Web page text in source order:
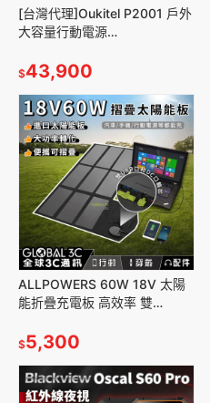
[台灣代理]Oukitel P2001 戶外
大容量行動電源
AC/110V 露營 旅行
$43,900
ALLPOWERS 60W 18V 太陽
能折疊充電板 高效率 雙
板/電瓶 露營
$5,300